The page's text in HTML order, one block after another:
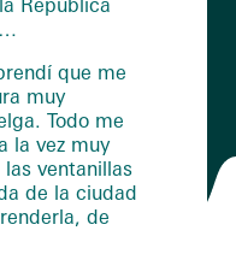
que me
muy
Todo me
la vez muy
ventanillas
de la ciudad
de